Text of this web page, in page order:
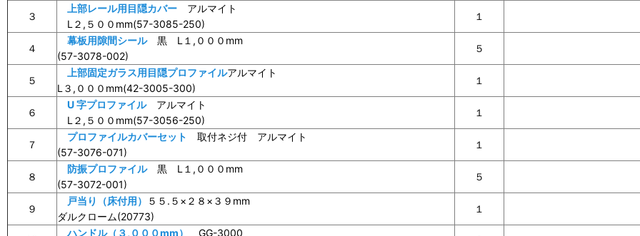
３
上部レール用目隠カバー アルマイト
L２,５００mm(57-3085-250)
１
４
幕板用隙間シール黒 L１,０００mm
(57-3078-002)
５
５
上部固定ガラス用目隠プロファイルアルマイト
L３,０００mm(42-3005-300)
１
６
U 字プロファイルアルマイト
L２,５００mm(57-3056-250)
１
７
プロファイルカバーセット
取付ネジ付 アルマイト
(57-3076-071)
１
８
防振プロファイル黒 L１,０００mm
(57-3072-001)
５
９
戸当り（床付用）
５５.５×２８×３９mm
ダルクローム(20773)
１
ハンドル（３,０００mm）
GG-3000